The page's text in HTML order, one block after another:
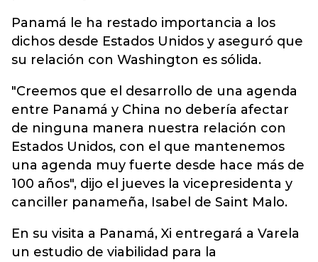
Panamá le ha restado importancia a los
dichos desde Estados Unidos y aseguró que
su relación con Washington es sólida.
"Creemos que el desarrollo de una agenda
entre Panamá y China no debería afectar
de ninguna manera nuestra relación con
Estados Unidos, con el que mantenemos
una agenda muy fuerte desde hace más de
100 años", dijo el jueves la vicepresidenta y
canciller panameña, Isabel de Saint Malo.
En su visita a Panamá, Xi entregará a Varela
un estudio de viabilidad para la